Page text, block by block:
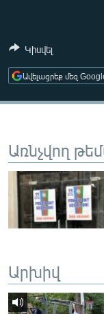
ԱՐԽԻՎ
ՏԵՍԱՆՅՈՒԹԵՐ
ԲԱՆԱՎԵՃ
Հայերեն
Կիսվել
Ավելացրեք մեզ
Առնչվող
Արխիվ